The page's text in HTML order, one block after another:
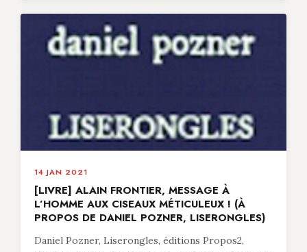
14 JAN 2021
[LIVRE] ALAIN FRONTIER, MESSAGE À
L’HOMME AUX CISEAUX MÉTICULEUX ! (À
PROPOS DE DANIEL POZNER, LISERONGLES)
Daniel Pozner, Liserongles, éditions Propos2,